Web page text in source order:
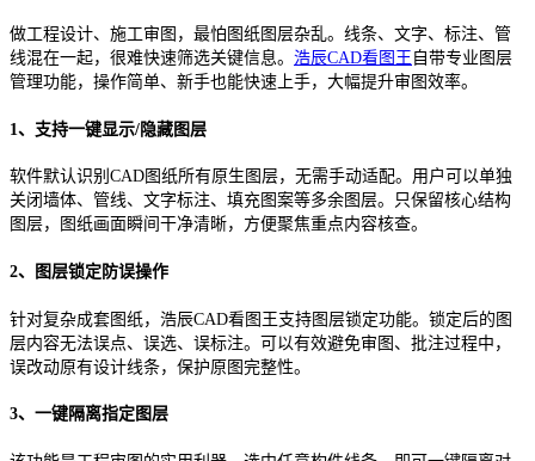
做工程设计、施工审图，最怕图纸图层杂乱。线条、文字、标注、管
线混在一起，很难快速筛选关键信息。 浩辰CAD看图王 自带专业图层
管理功能，操作简单、新手也能快速上手，大幅提升审图效率。
1、支持一键显示/隐藏图层
软件默认识别CAD图纸所有原生图层，无需手动适配。用户可以单独
关闭墙体、管线、文字标注、填充图案等多余图层。只保留核心结构
图层，图纸画面瞬间干净清晰，方便聚焦重点内容核查。
2、图层锁定防误操作
针对复杂成套图纸，浩辰CAD看图王支持图层锁定功能。锁定后的图
层内容无法误点、误选、误标注。可以有效避免审图、批注过程中，
误改动原有设计线条，保护原图完整性。
3、一键隔离指定图层